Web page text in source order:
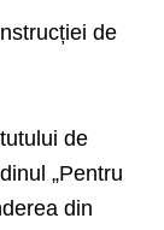
de
de
„Pentru
din